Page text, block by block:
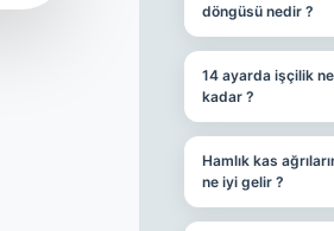
döngüsü nedir ?
14 ayarda işçilik ne
kadar ?
Hamlık kas
ne iyi gelir ?